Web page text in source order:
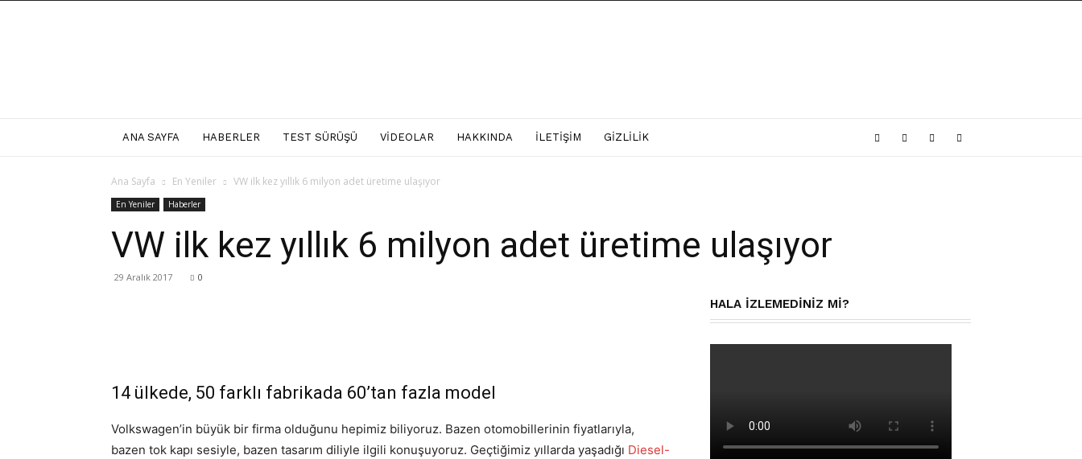
ANA SAYFA HABERLER TEST SÜRÜŞÜ VIDEOLAR HAKKINDA İLETIŞIM GIZLILIK
Ana Sayfa En Yeniler VW ilk kez yıllık 6 milyon adet üretime ulaşıyor
En Yeniler Haberler
VW ilk kez yıllık 6 milyon adet üretime ulaşıyor
29 Aralık 2017 0
14 ülkede, 50 farklı fabrikada 60’tan fazla model
Volkswagen’in büyük bir firma olduğunu hepimiz biliyoruz. Bazen otomobillerinin fiyatlarıyla,
bazen tok kapı sesiyle, bazen tasarım diliyle ilgili konuşuyoruz. Geçtiğimiz yıllarda yaşadığı Diesel-
HALA IZLEMEDINIZ MI?